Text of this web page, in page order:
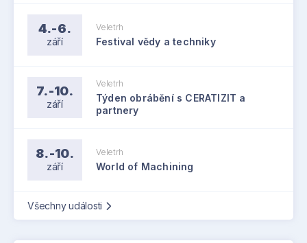
4.-6.
září
Veletrh
Festival vědy a techniky
7.-10.
září
Veletrh
Týden obrábění s CERATIZIT a
partnery
8.-10.
září
Veletrh
World of Machining
Všechny události